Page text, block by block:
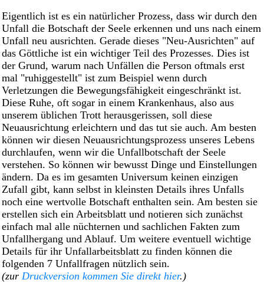
Eigentlich ist es ein natürlicher Prozess, dass wir durch den
Unfall die Botschaft der Seele erkennen und uns nach einem
Unfall neu ausrichten. Gerade dieses "Neu-Ausrichten" auf
das Göttliche ist ein wichtiger Teil des Prozesses. Dies ist
der Grund, warum nach Unfällen die Person oftmals erst
mal "ruhiggestellt" ist zum Beispiel wenn durch
Verletzungen die Bewegungsfähigkeit eingeschränkt ist.
Diese Ruhe, oft sogar in einem Krankenhaus, also aus
unserem üblichen Trott herausgerissen, soll diese
Neuausrichtung erleichtern und das tut sie auch. Am besten
können wir diesen Neuausrichtungsprozess unseres Lebens
durchlaufen, wenn wir die Unfallbotschaft der Seele
verstehen. So können wir bewusst Dinge und Einstellungen
ändern. Da es im gesamten Universum keinen einzigen
Zufall gibt, kann selbst in kleinsten Details ihres Unfalls
noch eine wertvolle Botschaft enthalten sein. Am besten sie
erstellen sich ein Arbeitsblatt und notieren sich zunächst
einfach mal alle nüchternen und sachlichen Fakten zum
Unfallhergang und Ablauf. Um weitere eventuell wichtige
Details für ihr Unfallarbeitsblatt zu finden können die
folgenden 7 Unfallfragen nützlich sein.
(zur Druckversion kommen Sie direkt hier.)